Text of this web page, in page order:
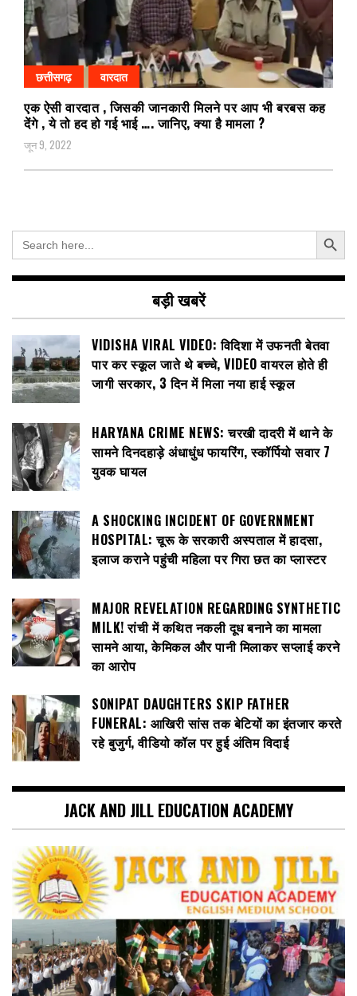
छत्तीसगढ़ वारदात
एक ऐसी वारदात , जिसकी जानकारी मिलने पर आप भी बरबस कह
देंगे , ये तो हद हो गई भाई …. जानिए, क्या है मामला ?
जून 9, 2022
Search
for:
Search Button
बड़ी खबरें
VIDISHA VIRAL VIDEO: विदिशा में उफनती बेतवा
पार कर स्कूल जाते थे बच्चे, VIDEO वायरल होते ही
जागी सरकार, 3 दिन में मिला नया हाई स्कूल
HARYANA CRIME NEWS: चरखी दादरी में थाने के
सामने दिनदहाड़े अंधाधुंध फायरिंग, स्कॉर्पियो सवार 7
युवक घायल
A SHOCKING INCIDENT OF GOVERNMENT
HOSPITAL: चूरू के सरकारी अस्पताल में हादसा,
इलाज कराने पहुंची महिला पर गिरा छत का प्लास्टर
MAJOR REVELATION REGARDING SYNTHETIC
MILK! रांची में कथित नकली दूध बनाने का मामला
सामने आया, केमिकल और पानी मिलाकर सप्लाई करने
का आरोप
SONIPAT DAUGHTERS SKIP FATHER
FUNERAL: आखिरी सांस तक बेटियों का इंतजार करते
रहे बुजुर्ग, वीडियो कॉल पर हुई अंतिम विदाई
JACK AND JILL EDUCATION ACADEMY